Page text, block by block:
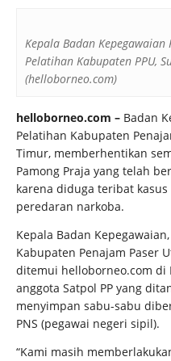
Kepala Badan
Pelatihan Kabupaten PPU,
(helloborneo.com)
helloborneo.com – Badan
Pelatihan Kabupaten
Timur, memberhentikan
Pamong Praja yang telah
karena diduga teribat
peredaran narkoba.
Kepala Badan
Kabupaten Penajam Paser
ditemui helloborneo.com di
anggota Satpol PP yang
menyimpan sabu-sabu
PNS (pegawai negeri sipil).
“Kami masih